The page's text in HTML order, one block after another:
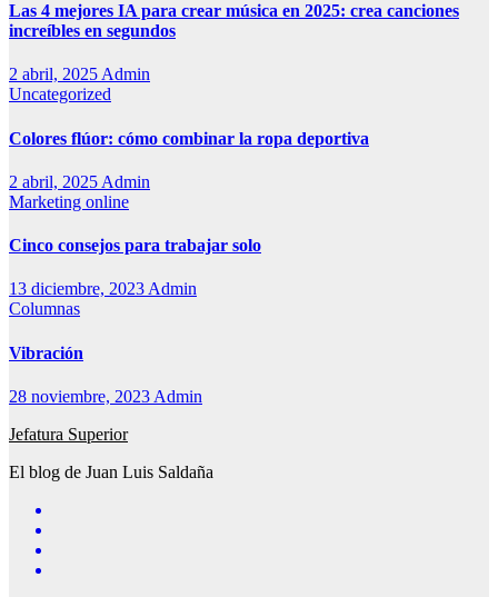
Las 4 mejores IA para crear música en 2025: crea canciones
increíbles en segundos
2 abril, 2025Admin
Uncategorized
Colores flúor: cómo combinar la ropa deportiva
2 abril, 2025 Admin
Marketing online
Cinco consejos para trabajar solo
13 diciembre, 2023Admin
Columnas
Vibración
28 noviembre, 2023 Admin
Jefatura Superior
El blog de Juan Luis Saldaña